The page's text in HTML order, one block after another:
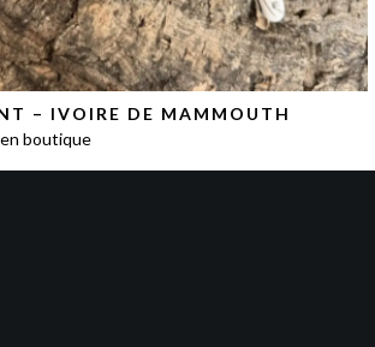
– IVOIRE DE MAMMOUTH
boutique